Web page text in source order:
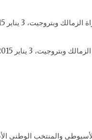
3 يناير 2015. – صورة أرشيفية